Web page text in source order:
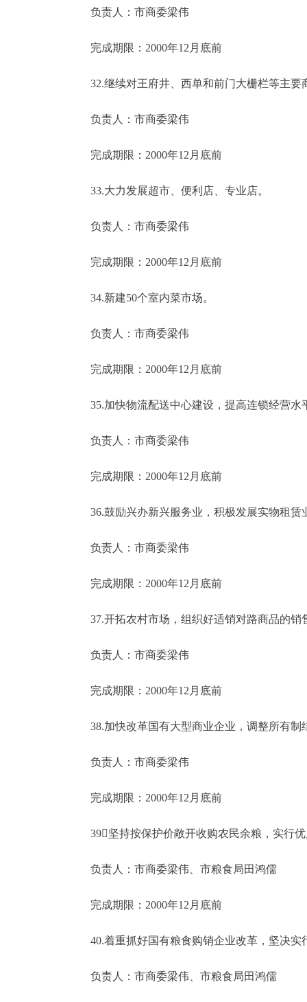
负责人：市商委梁伟
完成期限：2000年12月底前
32.继续对王府井、西单和前门大栅栏等主要
负责人：市商委梁伟
完成期限：2000年12月底前
33.大力发展超市、便利店、专业店。
负责人：市商委梁伟
完成期限：2000年12月底前
34.新建50个室内菜市场。
负责人：市商委梁伟
完成期限：2000年12月底前
35.加快物流配送中心建设，提高连锁经营水
负责人：市商委梁伟
完成期限：2000年12月底前
36.鼓励兴办新兴服务业，积极发展实物租赁
负责人：市商委梁伟
完成期限：2000年12月底前
37.开拓农村市场，组织好适销对路商品的销
负责人：市商委梁伟
完成期限：2000年12月底前
38.加快改革国有大型商业企业，调整所有制
负责人：市商委梁伟
完成期限：2000年12月底前
39坚持按保护价敞开收购农民余粮，实行优
负责人：市商委梁伟、市粮食局田鸿儒
完成期限：2000年12月底前
40.着重抓好国有粮食购销企业改革，坚决实
负责人：市商委梁伟、市粮食局田鸿儒